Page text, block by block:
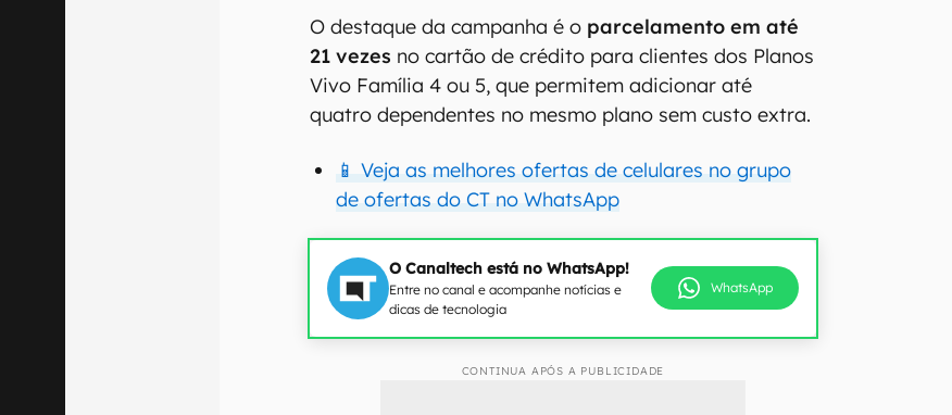
O destaque da campanha é o parcelamento em até
21 vezes no cartão de crédito para clientes dos Planos
Vivo Família 4 ou 5, que permitem adicionar até
quatro dependentes no mesmo plano sem custo extra.
📱 Veja as melhores ofertas de celulares no grupo
de ofertas do CT no WhatsApp
O Canaltech está no WhatsApp!
Entre no canal e acompanhe notícias e
dicas de tecnologia
WhatsApp
CONTINUA APÓS A PUBLICIDADE